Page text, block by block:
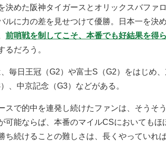
決めた阪神タイガースとオリックスバファ
ルに力の差を見せつけて優勝。日本一を決
前哨戦を制してこそ、本番でも好結果を得
るだろう。
毎日王冠（G2）や富士S（G2）をはじめ
、中京記念（G3）などがある。
で的中を連発し続けたファンは、そうそ
可能ならば、本番のマイルCSにおいてもほ
ち続けることの難しさは、長くやっていれ